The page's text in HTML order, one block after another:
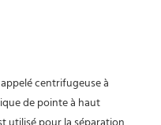
centrifugeuse à
de pointe à haut